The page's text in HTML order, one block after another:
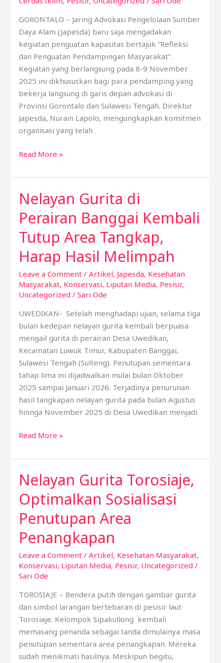
GORONTALO – Jaring Advokasi Pengelolaan Sumber
Daya Alam (Japesda) baru saja mengadakan
kegiatan penguatan kapasitas bertajuk “Refleksi
dan Penguatan Pendampingan Masyarakat”.
Kegiatan yang berlangsung pada 8-9 November
2025 ini dikhususkan bagi para pendamping yang
bekerja langsung di garis depan advokasi di
Provinsi Gorontalo dan Sulawesi Tengah. Direktur
Japesda, Nurain Lapolo, mengungkapkan komitmen
organisasi yang telah
Read More »
Nelayan Gurita di
Perairan Banggai Kembali
Tutup Area Tangkap,
Harap Hasil Melimpah
Leave a Comment /Artikel, Japesda, Kesehatan
Masyarakat, Konservasi, Liputan Media, Pesisir,
Uncategorized /Sari Ode
UWEDIKAN- Setelah menghadapi ujian, selama tiga
bulan kedepan nelayan gurita kembali berpuasa
mengail gurita di perairan Desa Uwedikan,
Kecamatan Luwuk Timur, Kabupaten Banggai,
Sulawesi Tengah (Sulteng). Penutupan sementara
tahap lima ini dijadwalkan mulai bulan Oktober
2025 sampai Januari 2026. Terjadinya penurunan
hasil tangkapan nelayan gurita pada bulan Agustus
hinnga November 2025 di Desa Uwedikan menjadi
Nelayan
Gurita
di
Perairan
Banggai
Kembali
Area
Tangkap,
Hasil
Melimpah
Read More »
Nelayan Gurita Torosiaje,
Optimalkan Sosialisasi
Penutupan Area
Penangkapan
Leave a Comment /Artikel, Kesehatan Masyarakat,
Konservasi, Liputan Media, Pesisir, Uncategorized /
Sari Ode
TOROSIAJE – Bendera putih dengan gambar gurita
dan simbol larangan bertebaran di pesisir laut
Torosiaje. Kelompok Sipakullong kembali
memasang penanda sebagai tanda dimulainya masa
penutupan sementara area penangkapan. Mereka
sudah menikmati hasilnya. Meskipun begitu,
Nelayan
Gurita
Torosiaje,
Optimalkan
Sosialisasi
Penutupan
Penangkapan